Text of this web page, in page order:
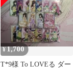
¥1,700
T*9様 To LOVEる ダー